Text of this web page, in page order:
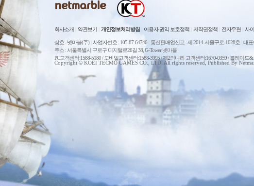
회사소개 약관보기 개인정보처리방침 이용자 권익 보호정책 저작권정책 전자우편 사
상호 : 넷마블(주) 사업자번호 : 105-87-64746 통신판매업신고 : 제 2014-서울구로-1028호 대표
주소 : 서울특별시 구로구 디지털로26길 38, G-Tower 넷마블
PC고객센터:1588-5180 / 모바일고객센터:1588-3995 / 제2의나라 고객센터:1670-0359 / 블레이
Copyright © KOEI TECMO GAMES CO., LTD. All rights reserved, Published By